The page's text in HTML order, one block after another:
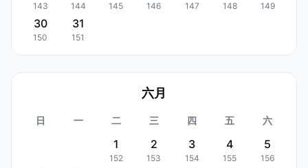
143 144 145 146 147 148 149
30
150
31
151
六月
日 一 二 三 四 五 六
1
152
2
153
3
154
4
155
5
156